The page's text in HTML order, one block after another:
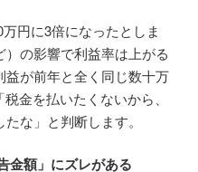
円に3倍になったとしま
の影響で利益率は上がる
が前年と全く同じ数十万
金を払いたくないから、
な」と判断します。
金額」にズレがある